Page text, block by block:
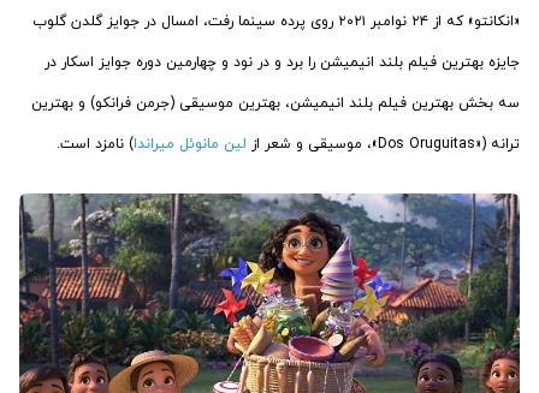
«انکانتو» که از ۲۴ نوامبر ۲۰۲۱ روی پرده سینما رفت، امسال در جوایز گلدن گلوب
جایزه بهترین فیلم بلند انیمیشن را برد و در نود و چهارمین دوره جوایز اسکار در
سه بخش بهترین فیلم بلند انیمیشن، بهترین موسیقی (جرمن فرانکو) و بهترین
ترانه («Dos Oruguitas»، موسیقی و شعر از لین مانوئل میراندا) نامزد است.